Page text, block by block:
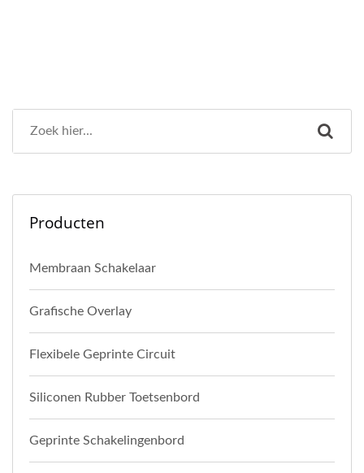
Producten
Membraan Schakelaar
Grafische Overlay
Flexibele Geprinte Circuit
Siliconen Rubber Toetsenbord
Geprinte Schakelingenbord